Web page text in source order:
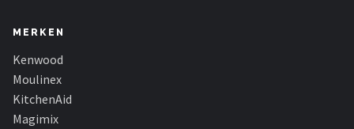
Alle merken →
MERKEN
Kenwood
Moulinex
KitchenAid
Magimix